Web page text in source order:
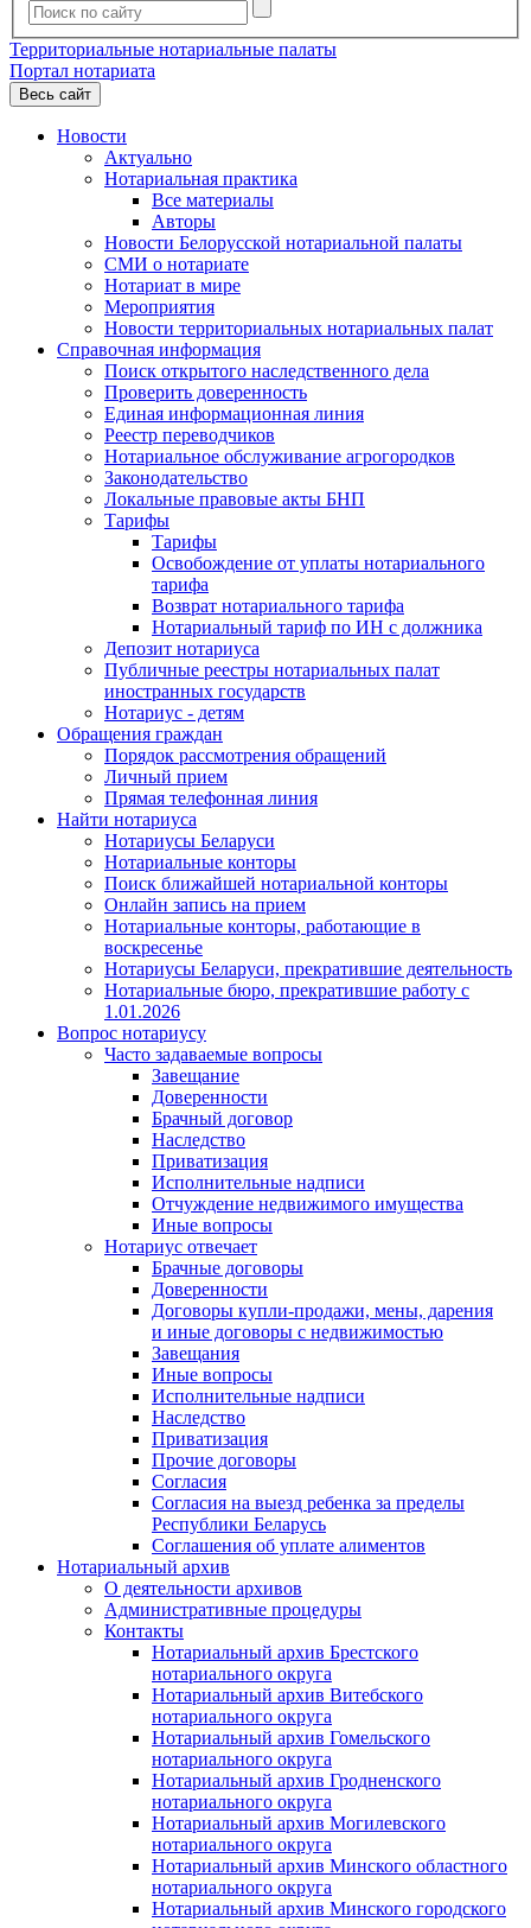
Территориальные нотариальные палаты
Портал нотариата
Весь сайт
Новости
Актуально
Нотариальная практика
Все материалы
Авторы
Новости Белорусской нотариальной палаты
СМИ о нотариате
Нотариат в мире
Мероприятия
Новости территориальных нотариальных палат
Справочная информация
Поиск открытого наследственного дела
Проверить доверенность
Единая информационная линия
Реестр переводчиков
Нотариальное обслуживание агрогородков
Законодательство
Локальные правовые акты БНП
Тарифы
Тарифы
Освобождение от уплаты нотариального
тарифа
Возврат нотариального тарифа
Нотариальный тариф по ИН с должника
Депозит нотариуса
Публичные реестры нотариальных палат
иностранных государств
Нотариус - детям
Обращения граждан
Порядок рассмотрения обращений
Личный прием
Прямая телефонная линия
Найти нотариуса
Нотариусы Беларуси
Нотариальные конторы
Поиск ближайшей нотариальной конторы
Онлайн запись на прием
Нотариальные конторы, работающие в
воскресенье
Нотариусы Беларуси, прекратившие деятельность
Нотариальные бюро, прекратившие работу с
1.01.2026
Вопрос нотариусу
Часто задаваемые вопросы
Завещание
Доверенности
Брачный договор
Наследство
Приватизация
Исполнительные надписи
Отчуждение недвижимого имущества
Иные вопросы
Нотариус отвечает
Брачные договоры
Доверенности
Договоры купли-продажи, мены, дарения
и иные договоры с недвижимостью
Завещания
Иные вопросы
Исполнительные надписи
Наследство
Приватизация
Прочие договоры
Согласия
Согласия на выезд ребенка за пределы
Республики Беларусь
Соглашения об уплате алиментов
Нотариальный архив
О деятельности архивов
Административные процедуры
Контакты
Нотариальный архив Брестского
нотариального округа
Нотариальный архив Витебского
нотариального округа
Нотариальный архив Гомельского
нотариального округа
Нотариальный архив Гродненского
нотариального округа
Нотариальный архив Могилевского
нотариального округа
Нотариальный архив Минского областного
нотариального округа
Нотариальный архив Минского городского